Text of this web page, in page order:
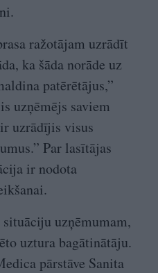
ražotājam uzrādīt
ka šāda norāde uz
patērētājus,”
uzņēmējs saviem
uzrādījis visus
Par lasītājas
ir nodota
uzņēmumam,
uztura bagātinātāju.
pārstāve Sanita